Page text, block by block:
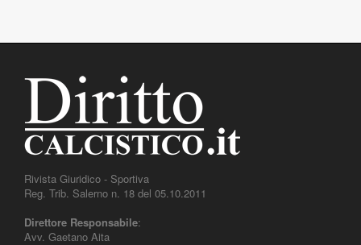
Rivista Giuridico - Sportiva
Reg. Trib. Salerno n. 18 del 05.10.2011
Direttore Responsabile:
Avv. Gaetano Aita